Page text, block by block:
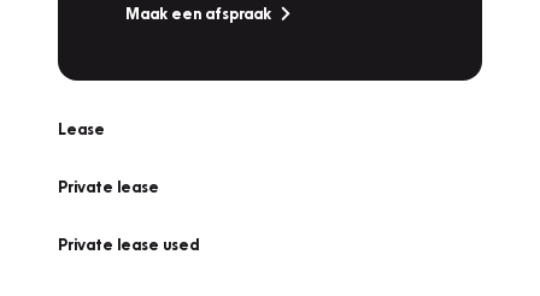
Maak een afspraak
Lease
Private lease
Private lease used